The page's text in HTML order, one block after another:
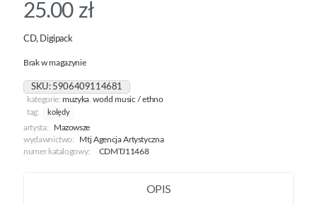
25.00 zł
CD, Digipack
Brak w magazynie
SKU: 5906409114681
kategorie:muzyka,world music / ethno
tag:
kolędy
artysta:
Mazowsze
wydawnictwo:
Mtj Agencja Artystyczna
numer katalogowy:
CDMTJ11468
OPIS